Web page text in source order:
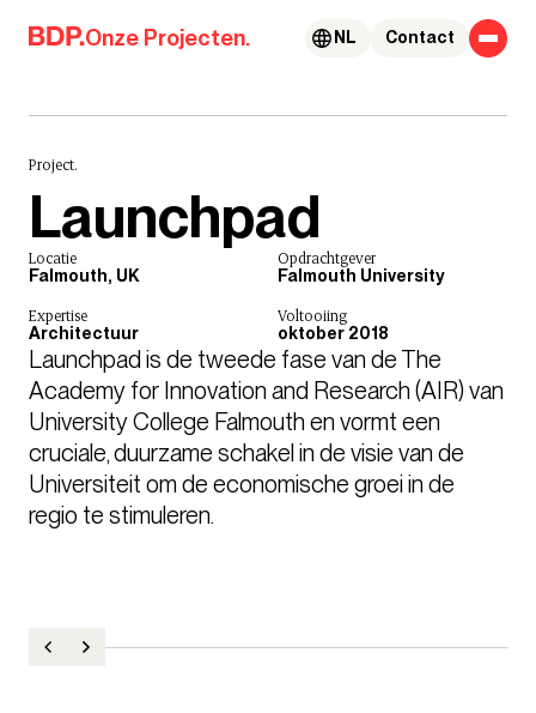
Skip to content
Onze Projecten. Contact
NL
Project.
Launchpad
Locatie
Falmouth, UK
Opdrachtgever
Falmouth University
Expertise
Architectuur
Voltooiing
oktober 2018
Launchpad is de tweede fase van de The
Academy for Innovation and Research (AIR) van
University College Falmouth en vormt een
cruciale, duurzame schakel in de visie van de
Universiteit om de economische groei in de
regio te stimuleren.